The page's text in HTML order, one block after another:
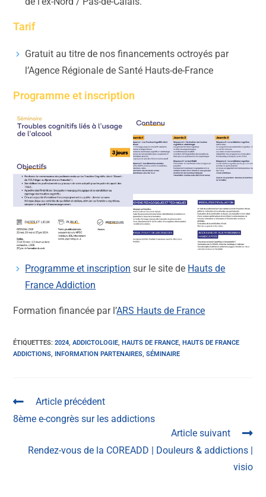
Tarif
Gratuit au titre de nos financements octroyés par
l’Agence Régionale de Santé Hauts-de-France
Programme et inscription
Programme et inscription sur le site de Hauts de
France Addiction
Formation financée par l’ARS Hauts de France
ÉTIQUETTES:2024 ADDICTOLOGIE HAUTS DE FRANCE HAUTS DE FRANCE
ADDICTIONS INFORMATION PARTENAIRES SÉMINAIRE
Article précédent
8ème e-congrès sur les addictions
Article suivant
Rendez-vous de la COREADD | Douleurs & addictions |
visio